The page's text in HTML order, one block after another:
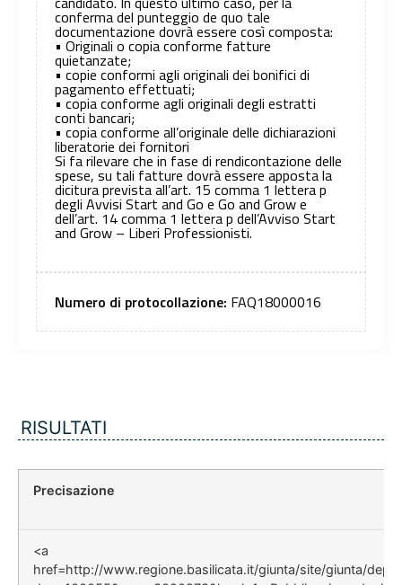
conferma del punteggio de quo tale
documentazione dovrà essere così composta:
• Originali o copia conforme fatture
quietanzate;
• copie conformi agli originali dei bonifici di
pagamento effettuati;
• copia conforme agli originali degli estratti
conti bancari;
• copia conforme all’originale delle dichiarazioni
liberatorie dei fornitori
Si fa rilevare che in fase di rendicontazione delle
spese, su tali fatture dovrà essere apposta la
dicitura prevista all’art. 15 comma 1 lettera p
degli Avvisi Start and Go e Go and Grow e
dell’art. 14 comma 1 lettera p dell’Avviso Start
and Grow – Liberi Professionisti.
Numero di protocollazione: FAQ18000016
RISULTATI
Precisazione
<a
href=http://www.regione.basilicata.it/giunta/site/giunta/